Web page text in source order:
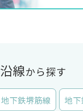
沿線から探す
地下鉄堺筋線 地